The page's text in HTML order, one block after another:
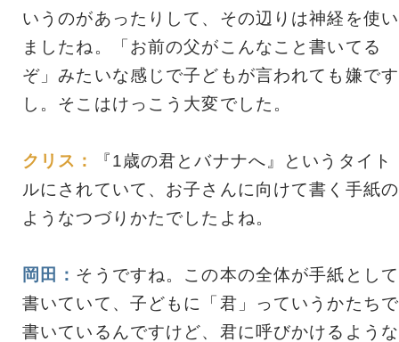
いうのがあったりして、その辺りは神経を使い
ましたね。「お前の父がこんなこと書いてる
ぞ」みたいな感じで子どもが言われても嫌です
し。そこはけっこう大変でした。
クリス：
『1歳の君とバナナへ』というタイト
ルにされていて、お子さんに向けて書く手紙の
ようなつづりかたでしたよね。
岡田： そうですね。この本の全体が手紙として
書いていて、子どもに「君」っていうかたちで
書いているんですけど、君に呼びかけるような